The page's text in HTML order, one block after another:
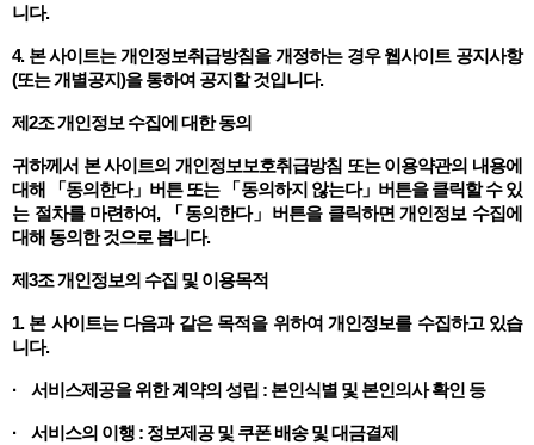
니다.
4. 본 사이트는 개인정보취급방침을 개정하는 경우 웹사이트 공지사항
(또는 개별공지)을 통하여 공지할 것입니다.
제2조 개인정보 수집에 대한 동의
귀하께서 본 사이트의 개인정보보호취급방침 또는 이용약관의 내용에
대해 「동의한다」버튼 또는 「동의하지 않는다」버튼을 클릭할 수 있
는 절차를 마련하여, 「동의한다」버튼을 클릭하면 개인정보 수집에
대해 동의한 것으로 봅니다.
제3조 개인정보의 수집 및 이용목적
1. 본 사이트는 다음과 같은 목적을 위하여 개인정보를 수집하고 있습
니다.
· 서비스제공을 위한 계약의 성립 : 본인식별 및 본인의사 확인 등
· 서비스의 이행 : 정보제공 및 쿠폰 배송 및 대금결제